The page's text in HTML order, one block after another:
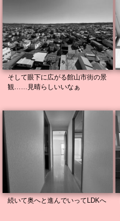
そして眼下に広がる館山市街の景
観……見晴らしいいなぁ
続いて奥へと進んでいってLDKへ